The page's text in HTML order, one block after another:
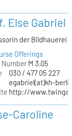
Else Gabriel
der Bildhauerei
Offerings
NumberM 3.05
030 / 477 05 227
egabriel(at)kh-
http://
Caroline